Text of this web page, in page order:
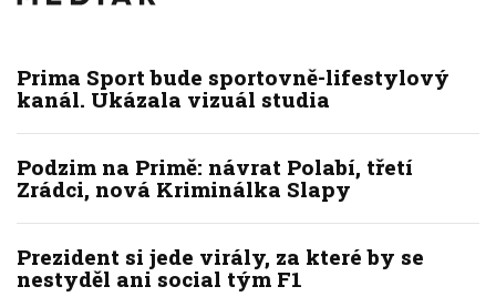
Prima Sport bude sportovně-lifestylový
kanál. Ukázala vizuál studia
Podzim na Primě: návrat Polabí, třetí
Zrádci, nová Kriminálka Slapy
Prezident si jede virály, za které by se
nestyděl ani social tým F1